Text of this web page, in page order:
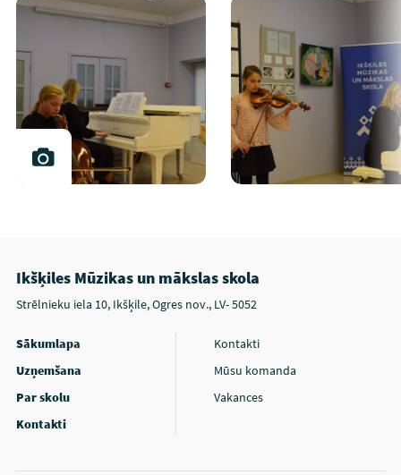
Ikšķiles Mūzikas un mākslas skola
Strēlnieku iela 10, Ikšķile, Ogres nov., LV- 5052
Sākumlapa
Uzņemšana
Par skolu
Kontakti
Kontakti
Mūsu komanda
Vakances